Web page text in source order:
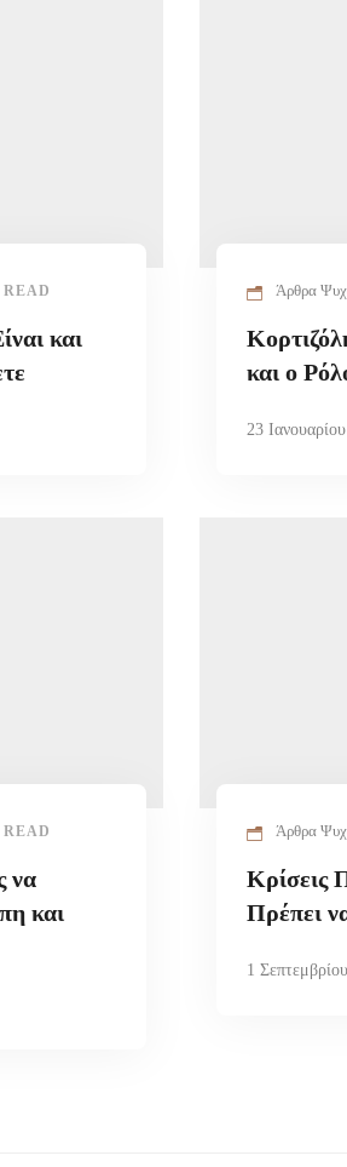
και
Άρθρα
και ο
23
να
και
Άρθρα
Κρίσεις
Πρέπει
1